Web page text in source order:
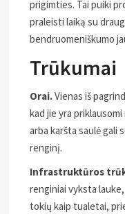
prigimties. Tai puiki
praleisti laiką su
bendruomeniškumo
Trūkumai
Orai.Vienas iš
kad jie yra
arba karšta saulė gali
renginį.
Infrastruktūros
renginiai vyksta
tokių kaip tualetai,